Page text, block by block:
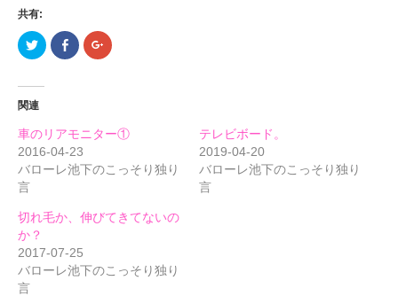
共有:
ク
リ
し
共
有
(新
し
い
ド
ウ
で
開
き
ま
す)
Facebook
で
ク
リ
ッ
ク
し
さ
い
し
い
ウ
ィ
ク
リ
有
い
ド
ウ
ま
す)
関連
車のリアモニター①
2016-04-23
バローレ池下のこっそり独り
言
テレビボード。
2019-04-20
バローレ池下のこっそり独り
言
切れ毛か、伸びてきてないの
か？
2017-07-25
バローレ池下のこっそり独り
言